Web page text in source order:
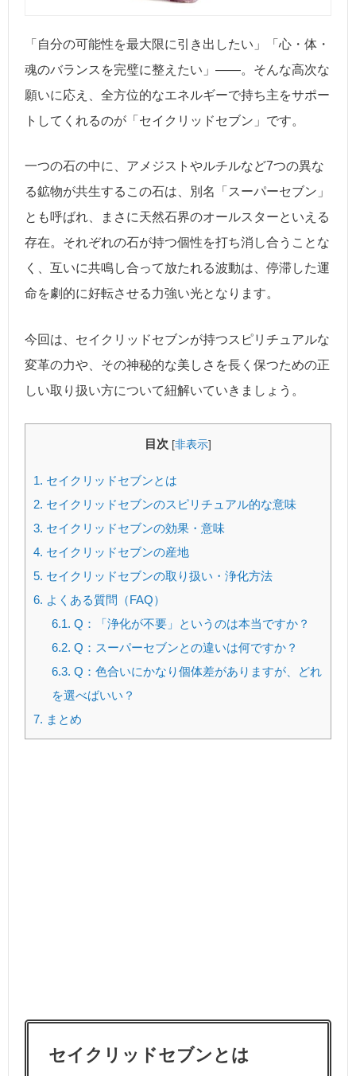
「自分の可能性を最大限に引き出したい」「心・体・
魂のバランスを完璧に整えたい」――。そんな高次な
願いに応え、全方位的なエネルギーで持ち主をサポー
トしてくれるのが「セイクリッドセブン」です。
一つの石の中に、アメジストやルチルなど7つの異な
る鉱物が共生するこの石は、別名「スーパーセブン」
とも呼ばれ、まさに天然石界のオールスターといえる
存在。それぞれの石が持つ個性を打ち消し合うことな
く、互いに共鳴し合って放たれる波動は、停滞した運
命を劇的に好転させる力強い光となります。
今回は、セイクリッドセブンが持つスピリチュアルな
変革の力や、その神秘的な美しさを長く保つための正
しい取り扱い方について紐解いていきましょう。
目次 [非表示]
1. セイクリッドセブンとは
2. セイクリッドセブンのスピリチュアル的な意味
3. セイクリッドセブンの効果・意味
4. セイクリッドセブンの産地
5. セイクリッドセブンの取り扱い・浄化方法
6. よくある質問（FAQ）
6.1. Q：「浄化が不要」というのは本当ですか？
6.2. Q：スーパーセブンとの違いは何ですか？
6.3. Q：色合いにかなり個体差がありますが、どれ
を選べばいい？
7. まとめ
セイクリッドセブンとは